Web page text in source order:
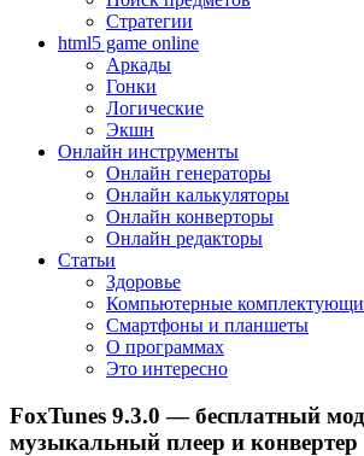
Стратегии
html5 game online
Аркады
Гонки
Логические
Экшн
Онлайн инструменты
Онлайн генераторы
Онлайн калькуляторы
Онлайн конверторы
Онлайн редакторы
Статьи
Здоровье
Компьютерные
Смартфоны и планшеты
О программах
Это интересно
FoxTunes 9.3.0 — бесплатный
музыкальный плеер и конвертер